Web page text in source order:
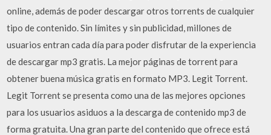
online, además de poder descargar otros torrents de cualquier
tipo de contenido. Sin límites y sin publicidad, millones de
usuarios entran cada día para poder disfrutar de la experiencia
de descargar mp3 gratis. La mejor páginas de torrent para
obtener buena música gratis en formato MP3. Legit Torrent.
Legit Torrent se presenta como una de las mejores opciones
para los usuarios asiduos a la descarga de contenido mp3 de
forma gratuita. Una gran parte del contenido que ofrece está